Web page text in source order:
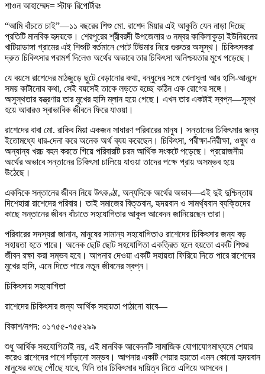
শাওন আহাম্মেদ= স্টাফ রিপোর্টারঃ
“আমি বাঁচতে চাই”—১১ বছরের শিশু মো. রাশেদ মিয়ার এই আকুতি যেন নাড়া দিচ্ছে
প্রতিটি মানবিক হৃদয়কে। শেরপুরের শ্রীবরদী উপজেলার ৩ নম্বর কাকিলাকুড়া ইউনিয়নের
খাটিয়াডাঙ্গা গ্রামের এই শিশুটি বর্তমানে পেটে টিউমার নিয়ে গুরুতর অসুস্থ। চিকিৎসকরা
দ্রুত চিকিৎসার পরামর্শ দিলেও অর্থের অভাবে তার চিকিৎসা অনিশ্চয়তার মুখে পড়েছে।
যে বয়সে রাশেদের মাঠজুড়ে ছুটে বেড়ানোর কথা, বন্ধুদের সঙ্গে খেলাধুলা আর হাসি-আনন্দে
সময় কাটানোর কথা, সেই বয়সেই তাকে লড়তে হচ্ছে কঠিন এক রোগের সঙ্গে।
অসুস্থতার যন্ত্রণায় তার মুখের হাসি ম্লান হয়ে গেছে। এখন তার একটাই স্বপ্ন—সুস্থ
হয়ে আবারও স্বাভাবিক জীবনে ফিরে যাওয়া।
রাশেদের বাবা মো. রাকিব মিয়া একজন সাধারণ পরিবারের মানুষ। সন্তানের চিকিৎসার জন্য
ইতোমধ্যে ধার-দেনা করে অনেক অর্থ ব্যয় করেছেন। চিকিৎসা, পরীক্ষা-নিরীক্ষা, ওষুধ ও
অন্যান্য খরচ বহন করতে গিয়ে পরিবারটি চরম আর্থিক সংকটে পড়েছে। প্রয়োজনীয়
অর্থের অভাবে সন্তানের চিকিৎসা চালিয়ে যাওয়া তাদের পক্ষে প্রায় অসম্ভব হয়ে
উঠেছে।
একদিকে সন্তানের জীবন নিয়ে উৎকণ্ঠা, অন্যদিকে অর্থের অভাব—এই দুই দুশ্চিন্তায়
দিশেহারা রাশেদের পরিবার। তাই সমাজের বিত্তবান, হৃদয়বান ও সামর্থ্যবান ব্যক্তিদের
কাছে সন্তানের জীবন বাঁচাতে সহযোগিতার আকুল আবেদন জানিয়েছেন তারা।
পরিবারের সদস্যরা জানান, মানুষের সামান্য সহযোগিতাও রাশেদের চিকিৎসার জন্য বড়
সহায়তা হতে পারে। অনেক ছোট ছোট সহযোগিতা একত্রিত হলে হয়তো একটি শিশুর
জীবন রক্ষা করা সম্ভব হবে। আপনার দেওয়া একটি সহায়তা ফিরিয়ে দিতে পারে রাশেদের
মুখের হাসি, এনে দিতে পারে নতুন জীবনের স্বপ্ন।
চিকিৎসায় সহযোগিতা
রাশেদের চিকিৎসার জন্য আর্থিক সহায়তা পাঠানো যাবে—
বিকাশ/নগদ: ০১৭৫৫-৭৫৫২৯৯
শুধু আর্থিক সহযোগিতাই নয়, এই মানবিক আবেদনটি সামাজিক যোগাযোগমাধ্যমে শেয়ার
করেও রাশেদের পাশে দাঁড়ানো সম্ভব। আপনার একটি শেয়ার হয়তো এমন কোনো হৃদয়বান
মানুষের কাছে পৌঁছে যাবে, যিনি তার চিকিৎসার দায়িত্ব নিতে এগিয়ে আসবেন।